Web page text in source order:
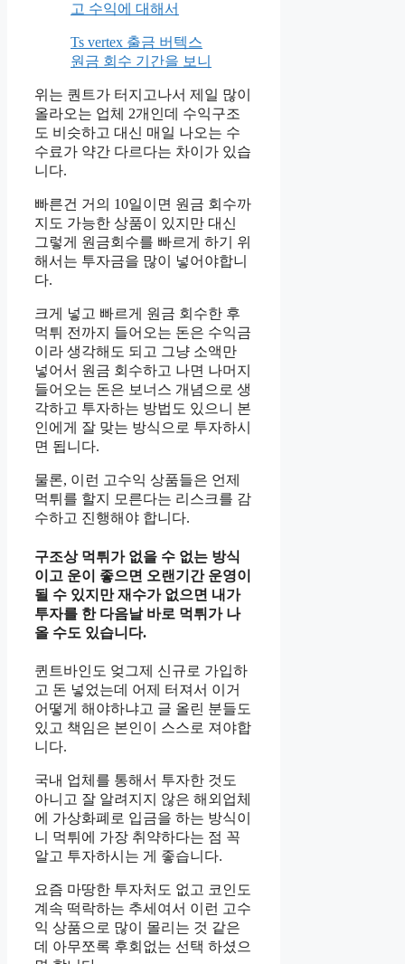
고 수익에 대해서
Ts vertex 출금 버텍스
원금 회수 기간을 보니
위는 퀀트가 터지고나서 제일 많이
올라오는 업체 2개인데 수익구조
도 비슷하고 대신 매일 나오는 수
수료가 약간 다르다는 차이가 있습
니다.
빠른건 거의 10일이면 원금 회수까
지도 가능한 상품이 있지만 대신
그렇게 원금회수를 빠르게 하기 위
해서는 투자금을 많이 넣어야합니
다.
크게 넣고 빠르게 원금 회수한 후
먹튀 전까지 들어오는 돈은 수익금
이라 생각해도 되고 그냥 소액만
넣어서 원금 회수하고 나면 나머지
들어오는 돈은 보너스 개념으로 생
각하고 투자하는 방법도 있으니 본
인에게 잘 맞는 방식으로 투자하시
면 됩니다.
물론, 이런 고수익 상품들은 언제
먹튀를 할지 모른다는 리스크를 감
수하고 진행해야 합니다.
구조상 먹튀가 없을 수 없는 방식
이고 운이 좋으면 오랜기간 운영이
될 수 있지만 재수가 없으면 내가
투자를 한 다음날 바로 먹튀가 나
올 수도 있습니다.
퀸트바인도 엊그제 신규로 가입하
고 돈 넣었는데 어제 터져서 이거
어떻게 해야하냐고 글 올린 분들도
있고 책임은 본인이 스스로 져야합
니다.
국내 업체를 통해서 투자한 것도
아니고 잘 알려지지 않은 해외업체
에 가상화폐로 입금을 하는 방식이
니 먹튀에 가장 취약하다는 점 꼭
알고 투자하시는 게 좋습니다.
요즘 마땅한 투자처도 없고 코인도
계속 떡락하는 추세여서 이런 고수
익 상품으로 많이 몰리는 것 같은
데 아무쪼록 후회없는 선택 하셨으